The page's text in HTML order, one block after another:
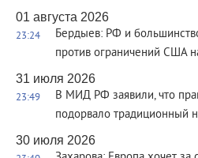
01 августа 2026
23:24
Бердыев: РФ и
против ограничений США
31 июля 2026
23:49
В МИД РФ заявили, что
подорвало традиционный
30 июля 2026